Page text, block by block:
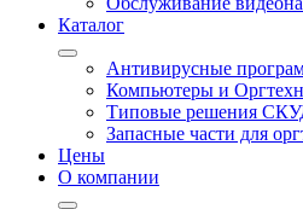
Каталог
Антивирусные
Компьютеры и
Типовые решения
Запасные части для
Цены
О компании